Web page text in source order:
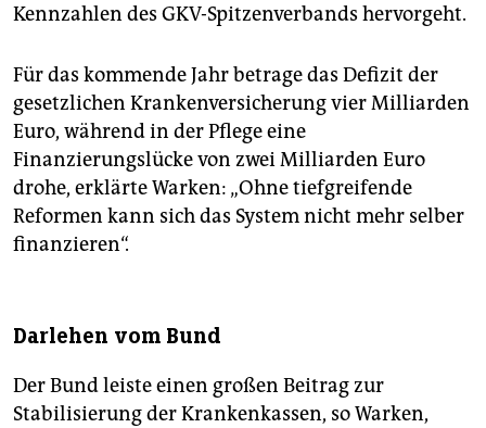
Kennzahlen des GKV-Spitzenverbands hervorgeht.
Für das kommende Jahr betrage das Defizit der
gesetzlichen Krankenversicherung vier Milliarden
Euro, während in der Pflege eine
Finanzierungslücke von zwei Milliarden Euro
drohe, erklärte Warken: „Ohne tiefgreifende
Reformen kann sich das System nicht mehr selber
finanzieren“.
Darlehen vom Bund
Der Bund leiste einen großen Beitrag zur
Stabilisierung der Krankenkassen, so Warken,